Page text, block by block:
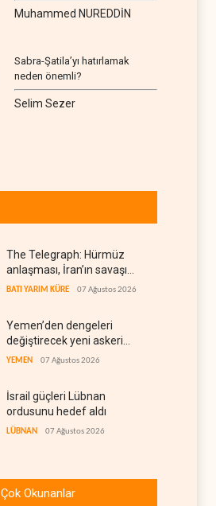
Muhammed NUREDDİN
Sabra-Şatila’yı hatırlamak
neden önemli?
Selim Sezer
The Telegraph: Hürmüz
anlaşması, İran’ın savaşı
kazandığını gösteriyor
BATI YARIM KÜRE 07 Ağustos 2026
Yemen’den dengeleri
değiştirecek yeni askeri
denklem
YEMEN 07 Ağustos 2026
İsrail güçleri Lübnan
ordusunu hedef aldı
LÜBNAN 07 Ağustos 2026
Ortadoğu'dan elini çekmeli
Çok Okunanlar